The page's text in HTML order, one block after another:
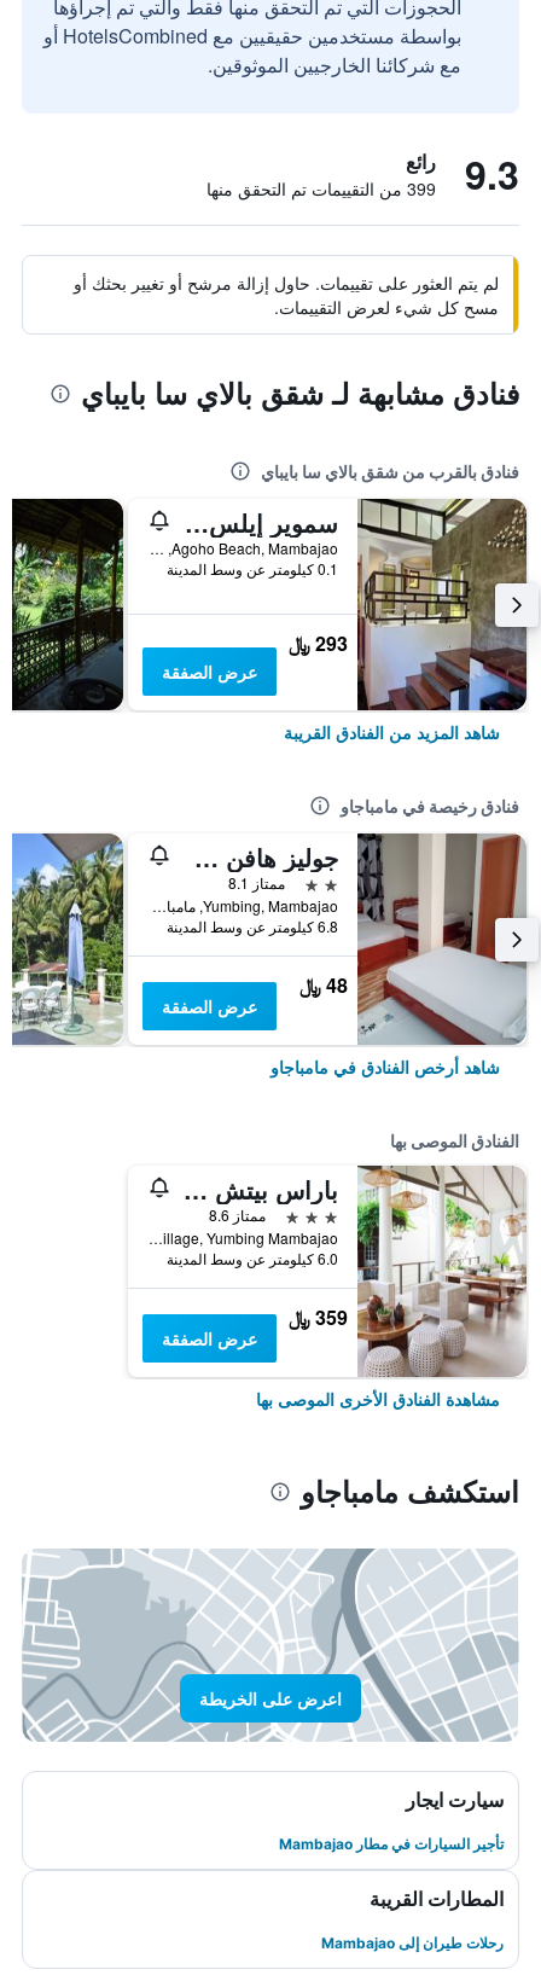
الحجوزات التي تم التحقق منها فقط والتي تم إجراؤها
بواسطة مستخدمين حقيقيين مع HotelsCombined أو
مع شركائنا الخارجيين الموثوقين.
9.3 رائع
399 من التقييمات تم التحقق منها
لم يتم العثور على تقييمات. حاول إزالة مرشح أو تغيير بحثك أو
مسح كل شيء لعرض التقييمات.
فنادق مشابهة لـ شقق بالاي سا بايباي
فنادق بالقرب من شقق بالاي سا بايباي
سموير إيلس بوتيك ريزورت
Agoho Beach, Mambajao, مامباجاو, الفلبين
0.1 كيلومتر عن وسط المدينة
293 ﷼
عرض الصفقة
شاهد المزيد من الفنادق القريبة
فنادق رخيصة في مامباجاو
جوليز هافن سيسايد بينشن كاميجين
2 نجمتين
ممتاز 8.1
Yumbing, Mambajao, مامباجاو, الفلبين
6.8 كيلومتر عن وسط المدينة
48 ﷼
عرض الصفقة
شاهد أرخص الفنادق في مامباجاو
الفنادق الموصى بها
باراس بيتش ريزورت
3 نجوم
ممتاز 8.6
Rocky Village, Yumbing Mambajao, مامباجاو, الفلبين
6.0 كيلومتر عن وسط المدينة
359 ﷼
عرض الصفقة
مشاهدة الفنادق الأخرى الموصى بها
استكشف مامباجاو
اعرض على الخريطة
سيارت ايجار
تأجير السيارات في مطار Mambajao
المطارات القريبة
رحلات طيران إلى Mambajao